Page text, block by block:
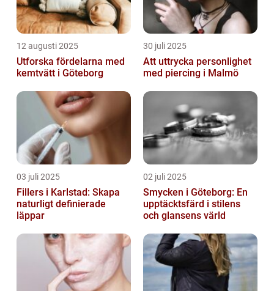
12 augusti 2025
Utforska fördelarna med
kemtvätt i Göteborg
30 juli 2025
Att uttrycka personlighet
med piercing i Malmö
03 juli 2025
Fillers i Karlstad: Skapa
naturligt definierade
läppar
02 juli 2025
Smycken i Göteborg: En
upptäcktsfärd i stilens
och glansens värld